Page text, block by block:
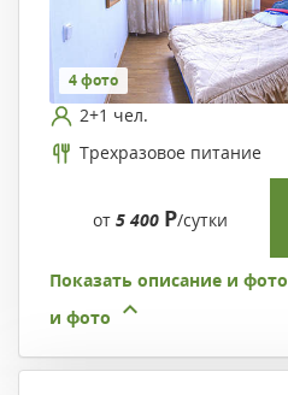
4 фото
2+1 чел.
Трехразовое питание
от 5 400 Р/сутки
Показать описание и фото
и фото